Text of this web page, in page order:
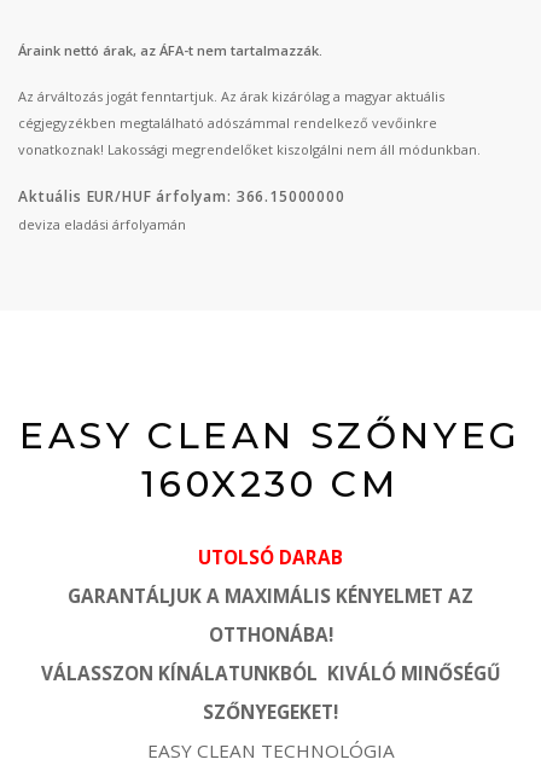
Áraink nettó árak, az ÁFA-t nem tartalmazzák.
Az árváltozás jogát fenntartjuk. Az árak kizárólag a magyar aktuális
cégjegyzékben megtalálható adószámmal rendelkező vevőinkre
vonatkoznak! Lakossági megrendelőket kiszolgálni nem áll módunkban.
Aktuális EUR/HUF árfolyam: 366.15000000
deviza eladási árfolyamán
EASY CLEAN SZŐNYEG
160X230 CM
UTOLSÓ DARAB
GARANTÁLJUK A MAXIMÁLIS KÉNYELMET AZ
OTTHONÁBA!
VÁLASSZON KÍNÁLATUNKBÓL KIVÁLÓ MINŐSÉGŰ
SZŐNYEGEKET!
EASY CLEAN TECHNOLÓGIA